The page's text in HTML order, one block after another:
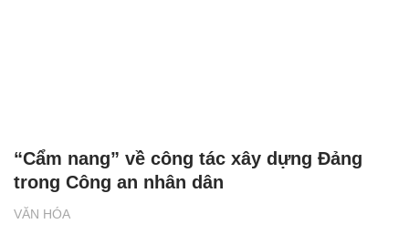
VĂN HÓA
“Cẩm nang” về công tác xây dựng Đảng
trong Công an nhân dân